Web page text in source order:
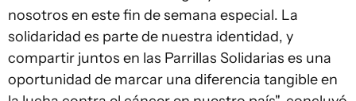
nosotros en este fin de semana especial. La
solidaridad es parte de nuestra identidad, y
compartir juntos en las Parrillas Solidarias es una
oportunidad de marcar una diferencia tangible en